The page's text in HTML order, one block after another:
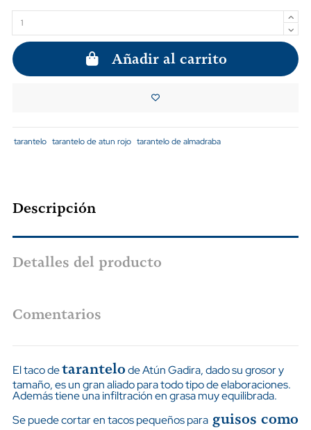
Añadir al carrito
tarantelo tarantelo de atun rojo tarantelo de almadraba
Descripción
Detalles del producto
Comentarios
El taco detarantelode Atún Gadira, dado su grosor y
tamaño, es un gran aliado para todo tipo de elaboraciones.
Además tiene una infiltración en grasa muy equilibrada.
Se puede cortar en tacos pequeños paraguisos como